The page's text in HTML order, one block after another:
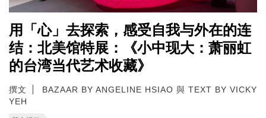
用「心」去探索，感受自我与外在的连
结：北美馆特展：《小中现大：萧丽虹
的台湾当代艺术收藏》
撰文
BAZAAR BY ANGELINE HSIAO 與 TEXT BY VICKY
YEH